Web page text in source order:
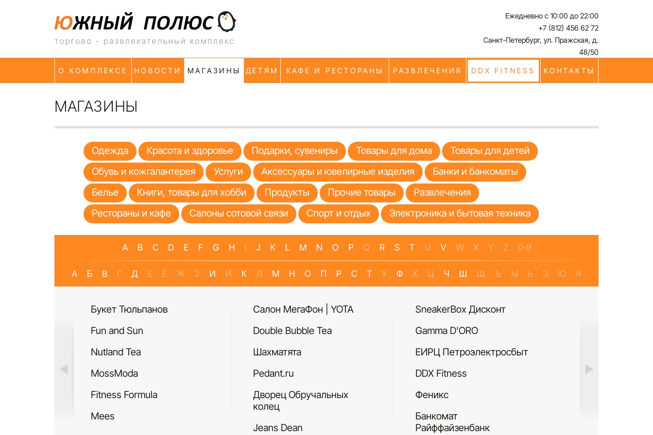
Ежедневно с 10:00 до 22:00
+7 (812) 456 62 72
Санкт-Петербург, ул. Пражская, д.
48/50
О КОМПЛЕКСЕ
НОВОСТИ МАГАЗИНЫ ДЕТЯМ КАФЕ И РЕСТОРАНЫ РАЗВЛЕЧЕНИЯ DDX FITNESS КОНТАКТЫ
МАГАЗИНЫ
Одежда Красота и здоровье Подарки, сувениры Товары для дома
Товары для детей
Обувь и кожгалантерея
Услуги Аксессуары и ювелирные изделия
Банки и банкоматы
Белье
Книги, товары для хобби Продукты Прочие товары
Развлечения
Рестораны и кафе
Салоны сотовой связи Спорт и отдых Электроника и бытовая техника
A B C D E F G H I J K L M N O P Q R S T U V W X Y Z 0-9
А Б В Г Д Е Ё Ж З И Й К Л М Н О П Р С Т У Ф Х Ц Ч Ш Щ Ъ Ы Ь Э Ю Я
Букет Тюльпанов
Fun and Sun
Nutland Tea
MossModa
Fitness Formula
Mees
Салон МегаФон | YOTA
Double Bubble Tea
Шахматята
Pedant.ru
Дворец Обручальных
колец
Jeans Dean
SneakerBox Дисконт
Gamma D'ORO
ЕИРЦ Петроэлектросбыт
DDX Fitness
Феникс
Банкомат
Райффайзенбанк
Си Виф